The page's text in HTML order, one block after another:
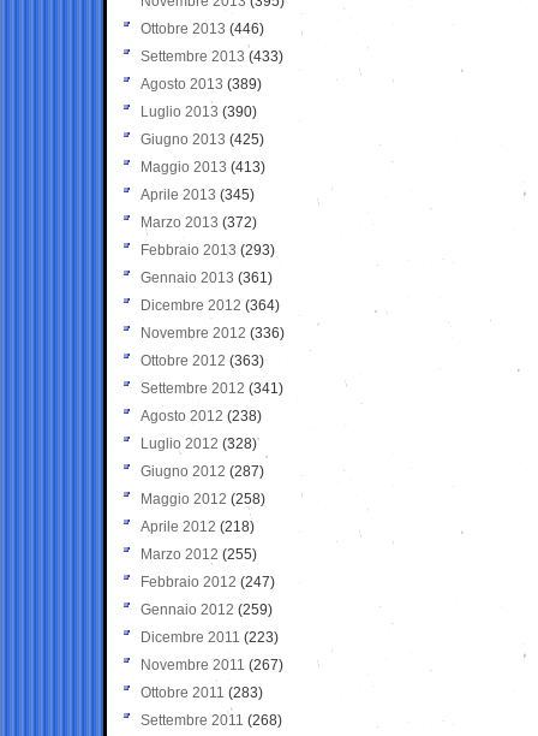
Ottobre 2013 (446)
Settembre 2013 (433)
Agosto 2013 (389)
Luglio 2013 (390)
Giugno 2013 (425)
Maggio 2013 (413)
Aprile 2013 (345)
Marzo 2013 (372)
Febbraio 2013 (293)
Gennaio 2013 (361)
Dicembre 2012 (364)
Novembre 2012 (336)
Ottobre 2012 (363)
Settembre 2012 (341)
Agosto 2012 (238)
Luglio 2012 (328)
Giugno 2012 (287)
Maggio 2012 (258)
Aprile 2012 (218)
Marzo 2012 (255)
Febbraio 2012 (247)
Gennaio 2012 (259)
Dicembre 2011 (223)
Novembre 2011 (267)
Ottobre 2011 (283)
Settembre 2011 (268)